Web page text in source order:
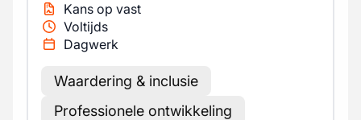
Kans op vast
Voltijds
Dagwerk
Waardering & inclusie
Professionele ontwikkeling